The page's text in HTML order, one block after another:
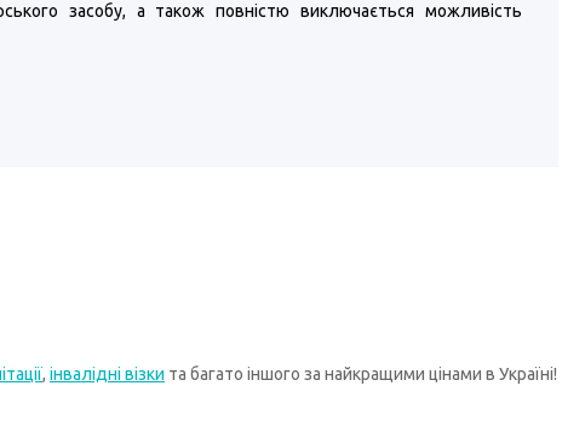
засобу, а також повністю виключається можливість
, інвалідні візки та багато іншого за найкращими цінами в Україні!